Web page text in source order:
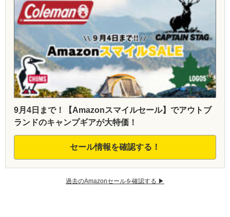
9月4日まで！【Amazonスマイルセール】でアウトブ
ランドのキャンプギアが大特価！
セール情報を確認する！
過去のAmazonセールを確認する ▶︎